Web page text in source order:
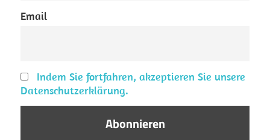
Email
Indem Sie fortfahren, akzeptieren Sie unsere
Datenschutzerklärung.